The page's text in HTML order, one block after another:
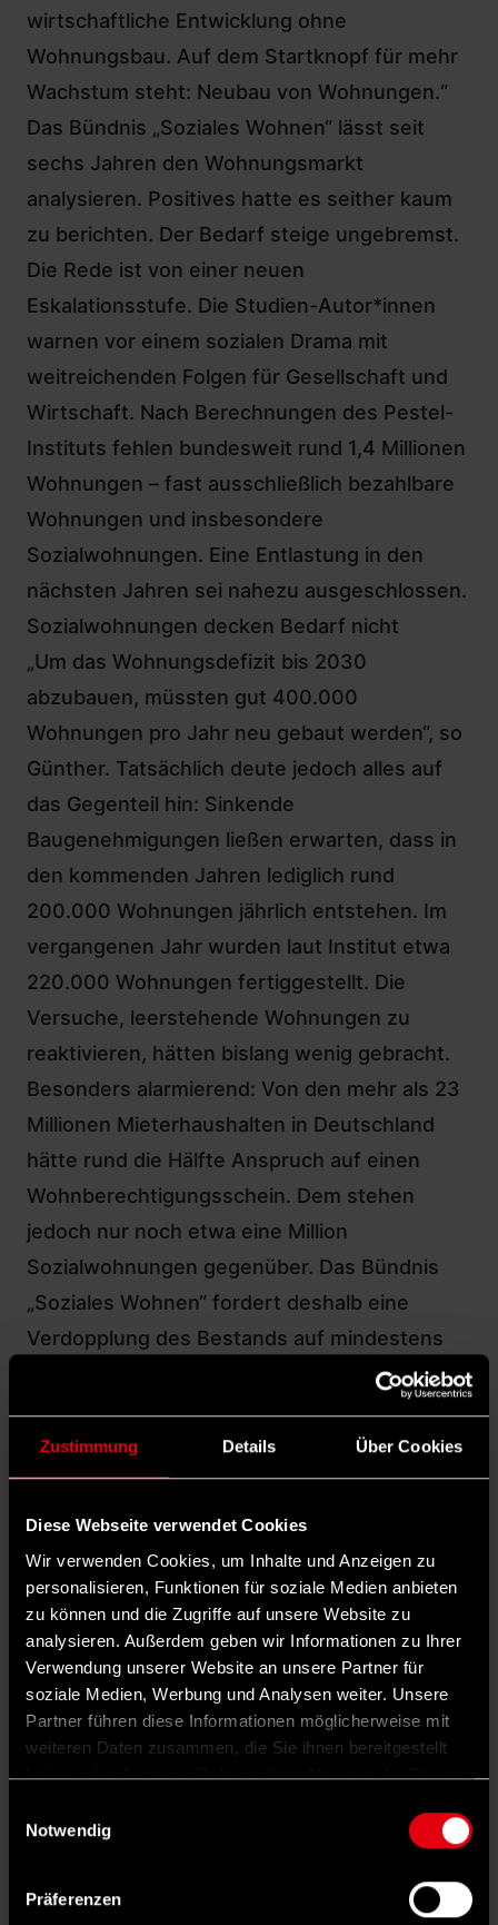
Zustimmung Details Über Cookies
Diese Webseite verwendet Cookies
Wir verwenden Cookies, um Inhalte und Anzeigen zu
personalisieren, Funktionen für soziale Medien anbieten
zu können und die Zugriffe auf unsere Website zu
analysieren. Außerdem geben wir Informationen zu Ihrer
Verwendung unserer Website an unsere Partner für
soziale Medien, Werbung und Analysen weiter. Unsere
Partner führen diese Informationen möglicherweise mit
weiteren Daten zusammen, die Sie ihnen bereitgestellt
haben oder die sie im Rahmen Ihrer Nutzung der Dienste
Notwendig
Präferenzen
wirtschaftliche Entwicklung ohne
Wohnungsbau. Auf dem Startknopf für mehr
Wachstum steht: Neubau von Wohnungen.“
Das Bündnis „Soziales Wohnen“ lässt seit
sechs Jahren den Wohnungsmarkt
analysieren. Positives hatte es seither kaum
zu berichten. Der Bedarf steige ungebremst.
Die Rede ist von einer neuen
Eskalationsstufe. Die Studien-Autor*innen
warnen vor einem sozialen Drama mit
weitreichenden Folgen für Gesellschaft und
Wirtschaft. Nach Berechnungen des Pestel-
Instituts fehlen bundesweit rund 1,4 Millionen
Wohnungen – fast ausschließlich bezahlbare
Wohnungen und insbesondere
Sozialwohnungen. Eine Entlastung in den
nächsten Jahren sei nahezu ausgeschlossen.
Sozialwohnungen decken Bedarf nicht
„Um das Wohnungsdefizit bis 2030
abzubauen, müssten gut 400.000
Wohnungen pro Jahr neu gebaut werden“, so
Günther. Tatsächlich deute jedoch alles auf
das Gegenteil hin: Sinkende
Baugenehmigungen ließen erwarten, dass in
den kommenden Jahren lediglich rund
200.000 Wohnungen jährlich entstehen. Im
vergangenen Jahr wurden laut Institut etwa
220.000 Wohnungen fertiggestellt. Die
Versuche, leerstehende Wohnungen zu
reaktivieren, hätten bislang wenig gebracht.
Besonders alarmierend: Von den mehr als 23
Millionen Mieterhaushalten in Deutschland
hätte rund die Hälfte Anspruch auf einen
Wohnberechtigungsschein. Dem stehen
jedoch nur noch etwa eine Million
Sozialwohnungen gegenüber. Das Bündnis
„Soziales Wohnen“ fordert deshalb eine
Verdopplung des Bestands auf mindestens
zwei Millionen Wohnungen. „Der soziale
im Kanzleramt genauso wie in den Staats-
und Senatskanzleien der Länder“, heißt es
aus dem Bündnis.
Sozialer Wohnungsbau: Kritik an Förderpraxis
des Bundes
Kritik übt das Bündnis zudem an der
Förderpraxis des Bundes. Zwar stelle der
Bund mehr Geld für den sozialen
Wohnungsbau bereit, zahle dieses jedoch
gestaffelt über mehrere Jahre aus. „Das
Studie. Bund und Länder müssten in der
zusammenarbeiten“. Gefordert wird eine